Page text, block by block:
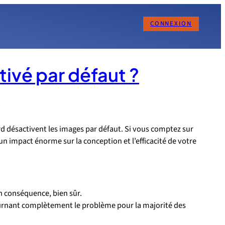
CONNEXION
par défaut ?
les images par défaut. Si vous comptez sur
impact énorme sur la conception et l’efficacité de votre
bien sûr.
complètement le problème pour la majorité des